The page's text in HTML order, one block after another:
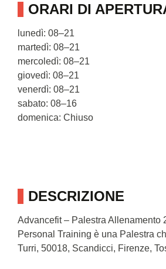
DESCRIZIONE
Advancefit – Palestra Allenamento
Personal Training è una Palestra
Turri, 50018, Scandicci, Firenze,
ORARI DI
lunedì: 08–21
martedì: 08–21
mercoledì: 08–21
giovedì: 08–21
venerdì: 08–21
sabato: 08–16
domenica: Chiuso